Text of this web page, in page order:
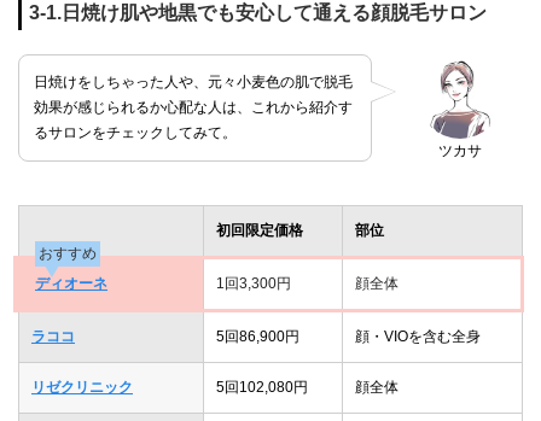
3-1.日焼け肌や地黒でも安心して通える顔脱毛サロン
ツカサ
日焼けをしちゃった人や、元々小麦色の肌で脱毛
効果が感じられるか心配な人は、これから紹介す
るサロンをチェックしてみて。
初回限定価格
部位
おすすめ
ディオーネ
1回3,300円 顔全体
ラココ 5回86,900円 顔・VIOを含む全身
リゼクリニック 5回102,080円 顔全体